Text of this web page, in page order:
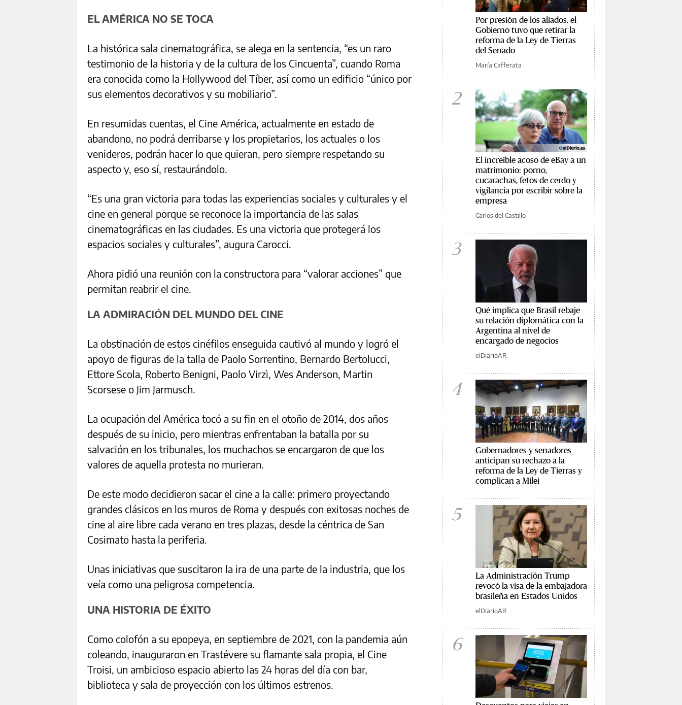
EL AMÉRICA NO SE TOCA
La histórica sala cinematográfica, se alega en la sentencia, “es un raro
testimonio de la historia y de la cultura de los Cincuenta”, cuando Roma
era conocida como la Hollywood del Tíber, así como un edificio “único por
sus elementos decorativos y su mobiliario”.
En resumidas cuentas, el Cine América, actualmente en estado de
abandono, no podrá derribarse y los propietarios, los actuales o los
venideros, podrán hacer lo que quieran, pero siempre respetando su
aspecto y, eso sí, restaurándolo.
“Es una gran victoria para todas las experiencias sociales y culturales y el
cine en general porque se reconoce la importancia de las salas
cinematográficas en las ciudades. Es una victoria que protegerá los
espacios sociales y culturales”, augura Carocci.
Ahora pidió una reunión con la constructora para “valorar acciones” que
permitan reabrir el cine.
LA ADMIRACIÓN DEL MUNDO DEL CINE
La obstinación de estos cinéfilos enseguida cautivó al mundo y logró el
apoyo de figuras de la talla de Paolo Sorrentino, Bernardo Bertolucci,
Ettore Scola, Roberto Benigni, Paolo Virzì, Wes Anderson, Martin
Scorsese o Jim Jarmusch.
La ocupación del América tocó a su fin en el otoño de 2014, dos años
después de su inicio, pero mientras enfrentaban la batalla por su
salvación en los tribunales, los muchachos se encargaron de que los
valores de aquella protesta no murieran.
De este modo decidieron sacar el cine a la calle: primero proyectando
grandes clásicos en los muros de Roma y después con exitosas noches de
cine al aire libre cada verano en tres plazas, desde la céntrica de San
Cosimato hasta la periferia.
Unas iniciativas que suscitaron la ira de una parte de la industria, que los
veía como una peligrosa competencia.
UNA HISTORIA DE ÉXITO
Como colofón a su epopeya, en septiembre de 2021, con la pandemia aún
coleando, inauguraron en Trastévere su flamante sala propia, el Cine
Troisi, un ambicioso espacio abierto las 24 horas del día con bar,
biblioteca y sala de proyección con los últimos estrenos.
Por presión de los aliados, el
Gobierno tuvo que retirar la
reforma de la Ley de Tierras
del Senado
María Cafferata
2
El increíble acoso de eBay a un
matrimonio: porno,
cucarachas, fetos de cerdo y
vigilancia por escribir sobre la
empresa
Carlos del Castillo
3
Qué implica que Brasil rebaje
su relación diplomática con la
Argentina al nivel de
encargado de negocios
elDiarioAR
4
Gobernadores y senadores
anticipan su rechazo a la
reforma de la Ley de Tierras y
complican a Milei
5
La Administración Trump
revocó la visa de la embajadora
brasileña en Estados Unidos
elDiarioAR
6